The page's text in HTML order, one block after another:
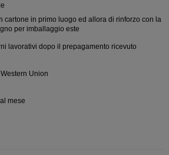
cartone in primo luogo ed allora di rinforzo con la
per imballaggio este
lavorativi dopo il prepagamento ricevuto
Western Union
mese